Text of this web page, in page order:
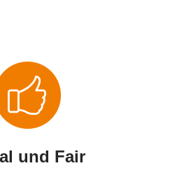
und Fair